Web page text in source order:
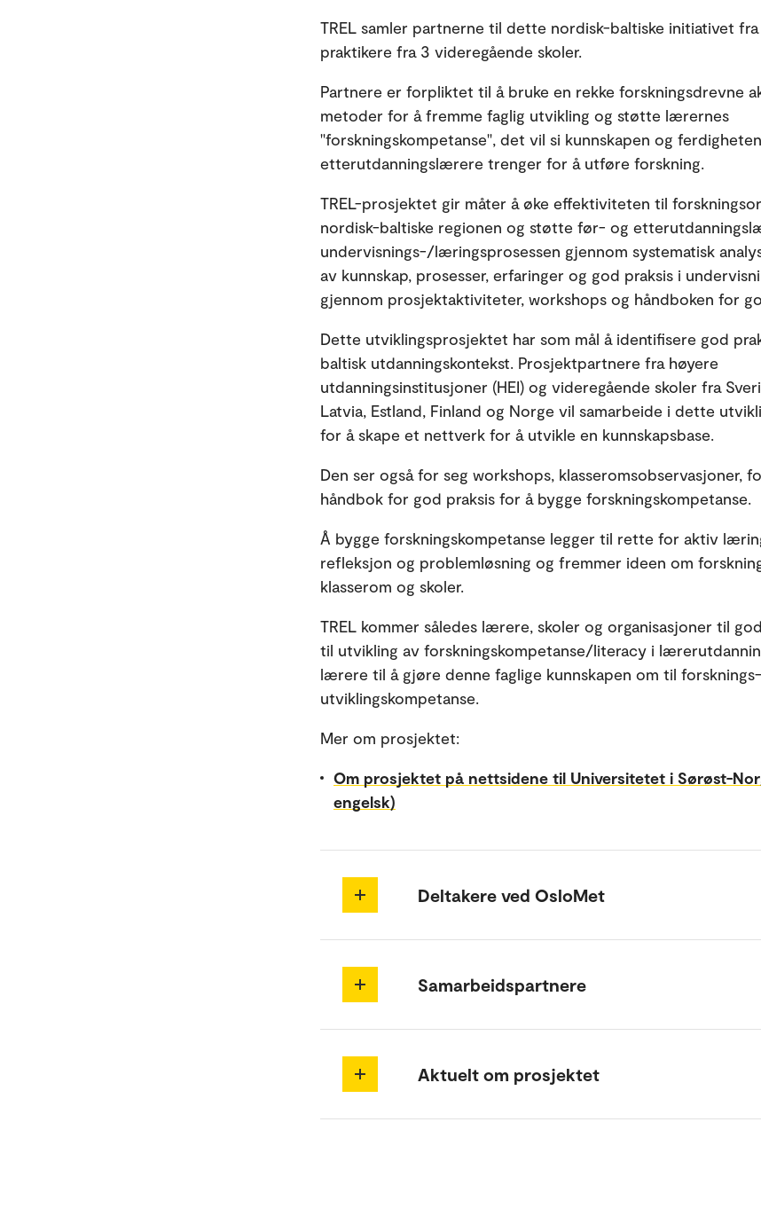
TREL samler partnerne til dette nordisk-baltiske initiativet
praktikere fra 3 videregående skoler.
Partnere er forpliktet til å bruke en rekke forskningsdrevne
metoder for å fremme faglig utvikling og støtte lærernes
"forskningskompetanse", det vil si kunnskapen og
etterutdanningslærere trenger for å utføre forskning.
TREL-prosjektet gir måter å øke effektiviteten til
nordisk-baltiske regionen og støtte før- og
undervisnings-/læringsprosessen gjennom systematisk
av kunnskap, prosesser, erfaringer og god praksis i
gjennom prosjektaktiviteter, workshops og håndboken for
Dette utviklingsprosjektet har som mål å identifisere god
baltisk utdanningskontekst. Prosjektpartnere fra høyere
utdanningsinstitusjoner (HEI) og videregående skoler fra
Latvia, Estland, Finland og Norge vil samarbeide i dette
for å skape et nettverk for å utvikle en kunnskapsbase.
Den ser også for seg workshops, klasseromsobservasjoner,
håndbok for god praksis for å bygge forskningskompetanse.
Å bygge forskningskompetanse legger til rette for aktiv
refleksjon og problemløsning og fremmer ideen om
klasserom og skoler.
TREL kommer således lærere, skoler og organisasjoner til
til utvikling av forskningskompetanse/literacy i
lærere til å gjøre denne faglige kunnskapen om til
utviklingskompetanse.
Mer om prosjektet:
Om prosjektet på nettsidene til Universitetet i Sørøst-
engelsk)
Deltakere ved OsloMet
Samarbeidspartnere
Aktuelt om prosjektet